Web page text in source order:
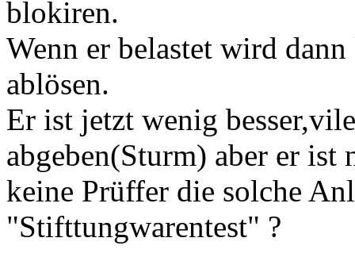
blokiren.
Wenn er belastet wird
ablösen.
Er ist jetzt wenig
abgeben(Sturm) aber er
keine Prüffer die solche
"Stifttungwarentest" ?